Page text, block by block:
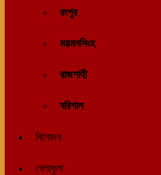
রংপুর
ময়মনসিংহ
রাজশাহী
বরিশাল
বিনোদন
খেলাধুলা